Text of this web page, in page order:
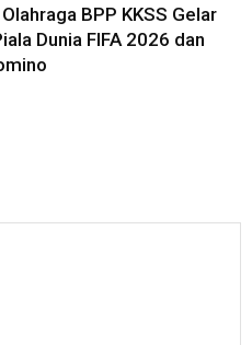
BPP KKSS Gelar
Dunia FIFA 2026 dan